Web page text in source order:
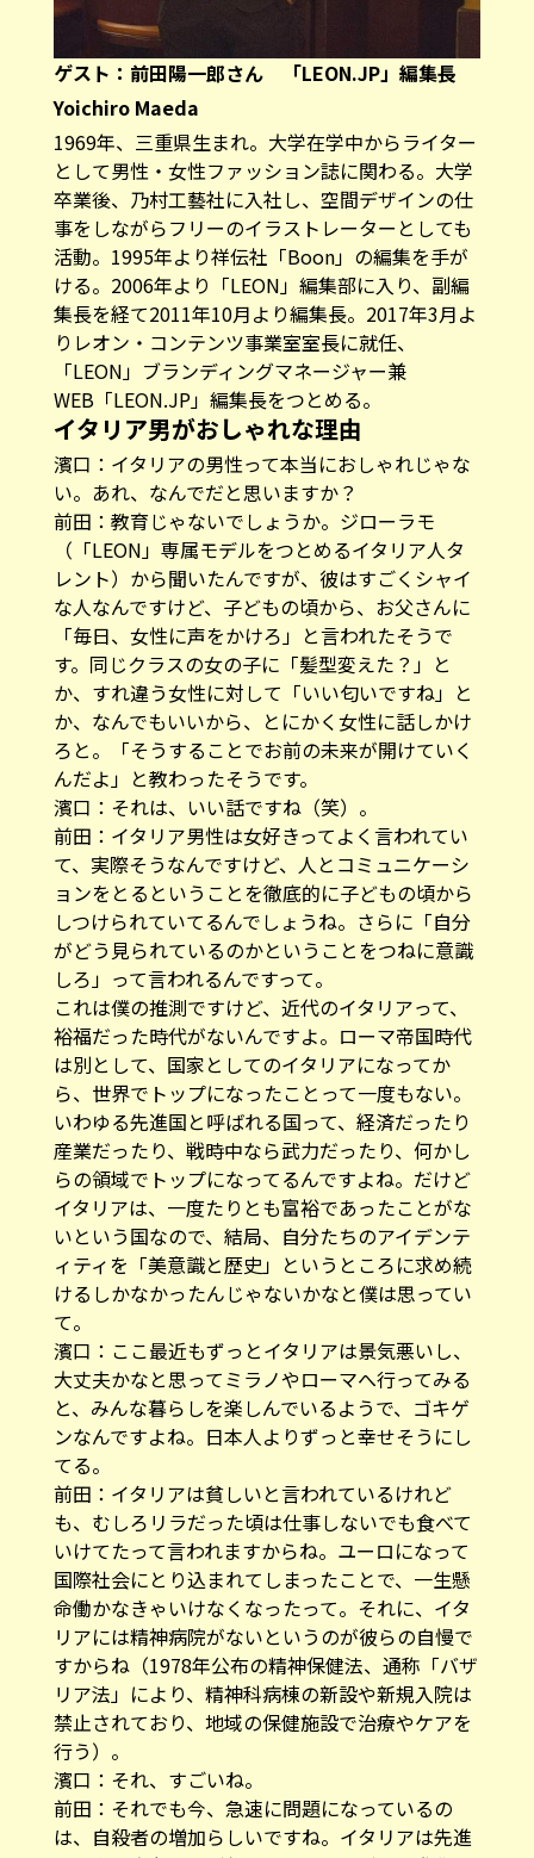
ゲスト：前田陽一郎さん 「LEON.JP」 編集長
Yoichiro Maeda
1969年、三重県生まれ。大学在学中からライター
として男性・女性ファッション誌に関わる。大学
卒業後、乃村工藝社に入社し、空間デザインの仕
事をしながらフリーのイラストレーターとしても
活動。1995年より祥伝社「Boon」の編集を手が
ける。2006年より「LEON」編集部に入り、副編
集長を経て2011年10月より編集長。2017年3月よ
りレオン・コンテンツ事業室室長に就任、
「LEON」ブランディングマネージャー兼
WEB「LEON.JP」 編集長をつとめる。
イタリア男がおしゃれな理由
濱口：イタリアの男性って本当におしゃれじゃな
い。あれ、なんでだと思いますか？
前田：教育じゃないでしょうか。ジローラモ
（「LEON」専属モデルをつとめるイタリア人タ
レント）から聞いたんですが、彼はすごくシャイ
な人なんですけど、子どもの頃から、お父さんに
「毎日、女性に声をかけろ」と言われたそうで
す。同じクラスの女の子に「髪型変えた？」と
か、すれ違う女性に対して「いい匂いですね」と
か、なんでもいいから、とにかく女性に話しかけ
ろと。「そうすることでお前の未来が開けていく
んだよ」と教わったそうです。
濱口：それは、いい話ですね（笑）。
前田：イタリア男性は女好きってよく言われてい
て、実際そうなんですけど、人とコミュニケーシ
ョンをとるということを徹底的に子どもの頃から
しつけられていてるんでしょうね。さらに「自分
がどう見られているのかということをつねに意識
しろ」って言われるんですって。
これは僕の推測ですけど、近代のイタリアって、
裕福だった時代がないんですよ。ローマ帝国時代
は別として、国家としてのイタリアになってか
ら、世界でトップになったことって一度もない。
いわゆる先進国と呼ばれる国って、経済だったり
産業だったり、戦時中なら武力だったり、何かし
らの領域でトップになってるんですよね。だけど
イタリアは、一度たりとも富裕であったことがな
いという国なので、結局、自分たちのアイデンテ
ィティを「美意識と歴史」というところに求め続
けるしかなかったんじゃないかなと僕は思ってい
て。
濱口：ここ最近もずっとイタリアは景気悪いし、
大丈夫かなと思ってミラノやローマへ行ってみる
と、みんな暮らしを楽しんでいるようで、ゴキゲ
ンなんですよね。日本人よりずっと幸せそうにし
てる。
前田：イタリアは貧しいと言われているけれど
も、むしろリラだった頃は仕事しないでも食べて
いけてたって言われますからね。ユーロになって
国際社会にとり込まれてしまったことで、一生懸
命働かなきゃいけなくなったって。それに、イタ
リアには精神病院がないというのが彼らの自慢で
すからね（1978年公布の精神保健法、通称「バザ
リア法」により、精神科病棟の新設や新規入院は
禁止されており、地域の保健施設で治療やケアを
行う）。
濱口：それ、すごいね。
前田：それでも今、急速に問題になっているの
は、自殺者の増加らしいですね。イタリアは先進